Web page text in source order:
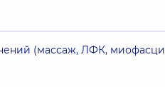
(массаж, ЛФК,